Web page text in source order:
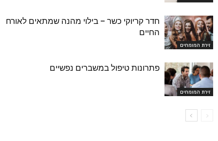
זירת המומחים
חדר קריוקי כשר – בילוי מהנה שמתאים לאורח
החיים
זירת המומחים
פתרונות טיפול במשברים נפשיים